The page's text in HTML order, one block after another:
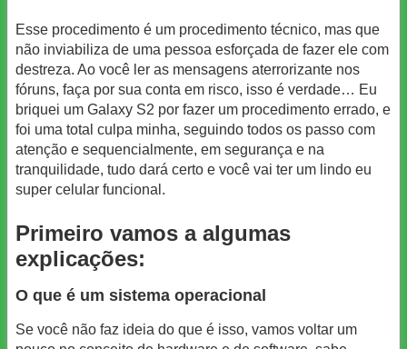
Esse procedimento é um procedimento técnico, mas que
não inviabiliza de uma pessoa esforçada de fazer ele com
destreza. Ao você ler as mensagens aterrorizante nos
fóruns, faça por sua conta em risco, isso é verdade… Eu
briquei um Galaxy S2 por fazer um procedimento errado, e
foi uma total culpa minha, seguindo todos os passo com
atenção e sequencialmente, em segurança e na
tranquilidade, tudo dará certo e você vai ter um lindo eu
super celular funcional.
Primeiro vamos a algumas
explicações:
O que é um sistema operacional
Se você não faz ideia do que é isso, vamos voltar um